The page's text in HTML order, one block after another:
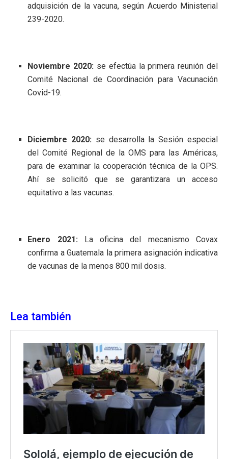
adquisición de la vacuna, según Acuerdo Ministerial
239-2020.
Noviembre 2020: se efectúa la primera reunión del
Comité Nacional de Coordinación para Vacunación
Covid-19.
Diciembre 2020: se desarrolla la Sesión especial
del Comité Regional de la OMS para las Américas,
para de examinar la cooperación técnica de la OPS.
Ahí se solicitó que se garantizara un acceso
equitativo a las vacunas.
Enero 2021: La oficina del mecanismo Covax
confirma a Guatemala la primera asignación indicativa
de vacunas de la menos 800 mil dosis.
Lea también